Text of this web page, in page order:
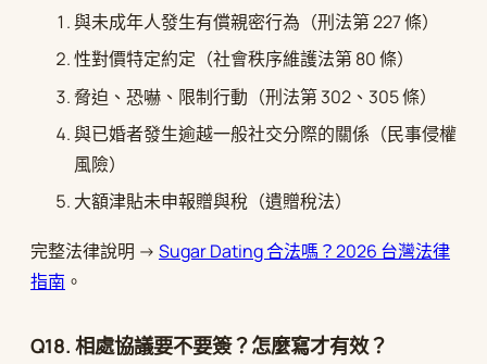
與未成年人發生有償親密行為（刑法第 227 條）
性對價特定約定（社會秩序維護法第 80 條）
脅迫、恐嚇、限制行動（刑法第 302、305 條）
與已婚者發生逾越一般社交分際的關係（民事侵權
風險）
大額津貼未申報贈與稅（遺贈稅法）
完整法律說明 → Sugar Dating 合法嗎？2026 台灣法律
指南 。
Q18. 相處協議要不要簽？怎麼寫才有效？